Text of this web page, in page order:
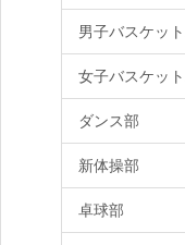
男子バスケッ
女子バスケッ
ダンス部
新体操部
卓球部